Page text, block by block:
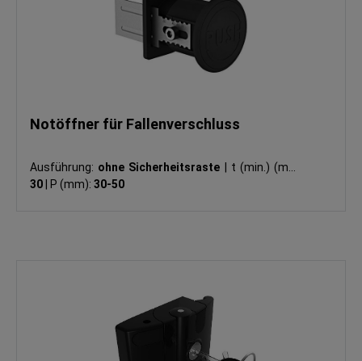
Notöffner für Fallenverschluss
Ausführung: ohne Sicherheitsraste
t (min.) (mm):
30
P (mm): 30-50